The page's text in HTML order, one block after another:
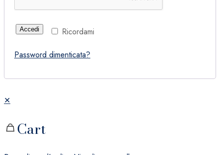
Ricordami
Accedi
Password dimenticata?
✕
Cart